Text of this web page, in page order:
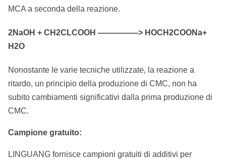
MCA a seconda della reazione.
2NaOH + CH2CLCOOH ―――――> HOCH2COONa+
H2O
Nonostante le varie tecniche utilizzate, la reazione a
ritardo, un principio della produzione di CMC, non ha
subito cambiamenti significativi dalla prima produzione di
CMC.
Campione gratuito:
LINGUANG fornisce campioni gratuiti di additivi per